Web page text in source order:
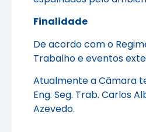
Finalidade
De acordo com o
Trabalho e eventos
Atualmente a Câmara
Eng. Seg. Trab. Carlos
Azevedo.